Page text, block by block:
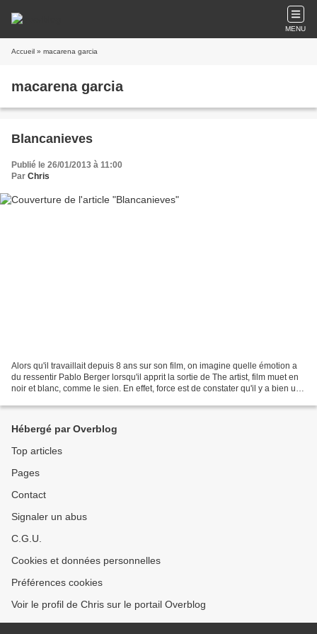
MENU
Accueil » macarena garcia
macarena garcia
Blancanieves
Publié le 26/01/2013 à 11:00
Par Chris
Alors qu'il travaillait depuis 8 ans sur son film, on imagine quelle émotion a
du ressentir Pablo Berger lorsqu'il apprit la sortie de The artist, film muet en
noir et blanc, comme le sien. En effet, force est de constater qu'il y a bien une
Hébergé par Overblog
Top articles
Pages
Contact
Signaler un abus
C.G.U.
Cookies et données personnelles
Préférences cookies
Voir le profil de Chris sur le portail Overblog